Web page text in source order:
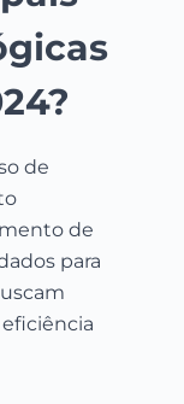
de
de
para